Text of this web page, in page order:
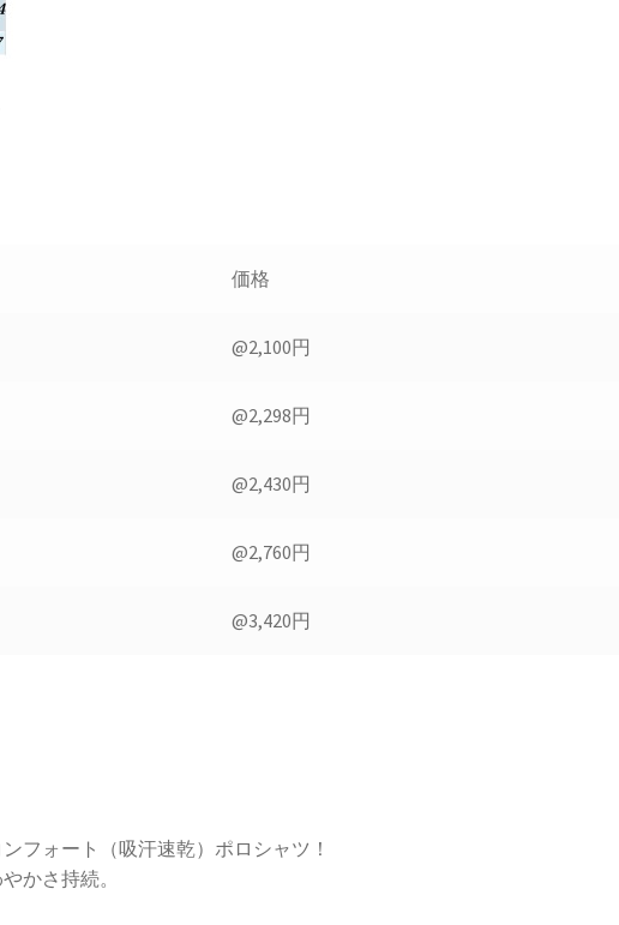
価格
@2,100円
@2,298円
@2,430円
@2,760円
@3,420円
フォート（吸汗速乾）ポロシャツ！
かさ持続。